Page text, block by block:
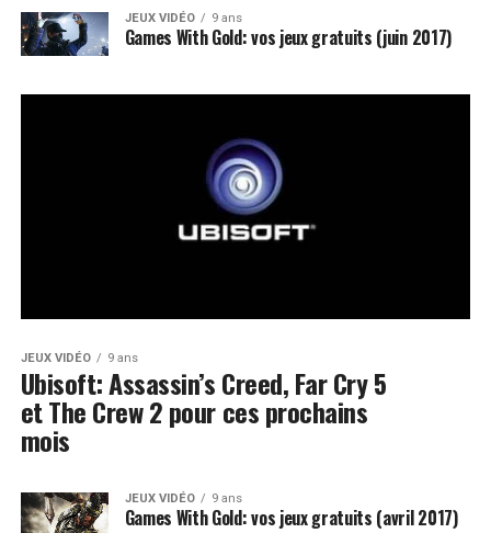
JEUX VIDÉO 9 ans
Games With Gold: vos jeux gratuits (juin 2017)
JEUX VIDÉO 9 ans
Ubisoft: Assassin’s Creed, Far Cry 5
et The Crew 2 pour ces prochains
mois
JEUX VIDÉO 9 ans
Games With Gold: vos jeux gratuits (avril 2017)